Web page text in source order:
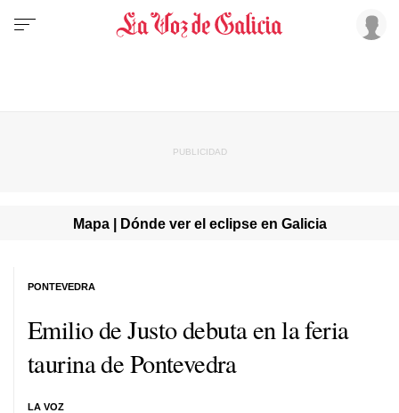
Mapa | Dónde ver el eclipse en Galicia
Emilio de Justo debuta en la feria
taurina de Pontevedra
LA VOZ
PONTEVEDRA